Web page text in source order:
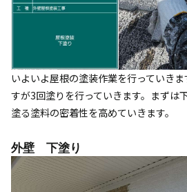
いよいよ屋根の塗装作業を行っていき
すが3回塗りを行っていきます。まずは
塗る塗料の密着性を高めていきます。
外壁 下塗り